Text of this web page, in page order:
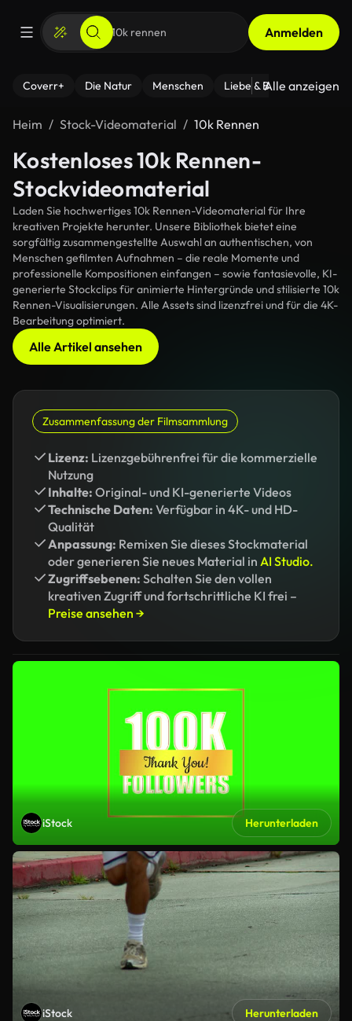
Anmelden
Coverr+ Die Natur Menschen Liebe & Beziehungen
Alle anzeigen
Heim Stock-Videomaterial 10k Rennen
Kostenloses 10k Rennen-
Stockvideomaterial
Laden Sie hochwertiges 10k Rennen-Videomaterial für Ihre
kreativen Projekte herunter. Unsere Bibliothek bietet eine
sorgfältig zusammengestellte Auswahl an authentischen, von
Menschen gefilmten Aufnahmen – die reale Momente und
professionelle Kompositionen einfangen – sowie fantasievolle, KI-
generierte Stockclips für animierte Hintergründe und stilisierte 10k
Rennen-Visualisierungen. Alle Assets sind lizenzfrei und für die 4K-
Bearbeitung optimiert.
Alle Artikel ansehen
Zusammenfassung der Filmsammlung
Lizenz: Lizenzgebührenfrei für die kommerzielle
Nutzung
Inhalte: Original- und KI-generierte Videos
Technische Daten: Verfügbar in 4K- und HD-
Qualität
Anpassung: Remixen Sie dieses Stockmaterial
oder generieren Sie neues Material in AI Studio.
Zugriffsebenen: Schalten Sie den vollen
kreativen Zugriff und fortschrittliche KI frei –
Preise ansehen →
iStock Herunterladen
iStock Herunterladen